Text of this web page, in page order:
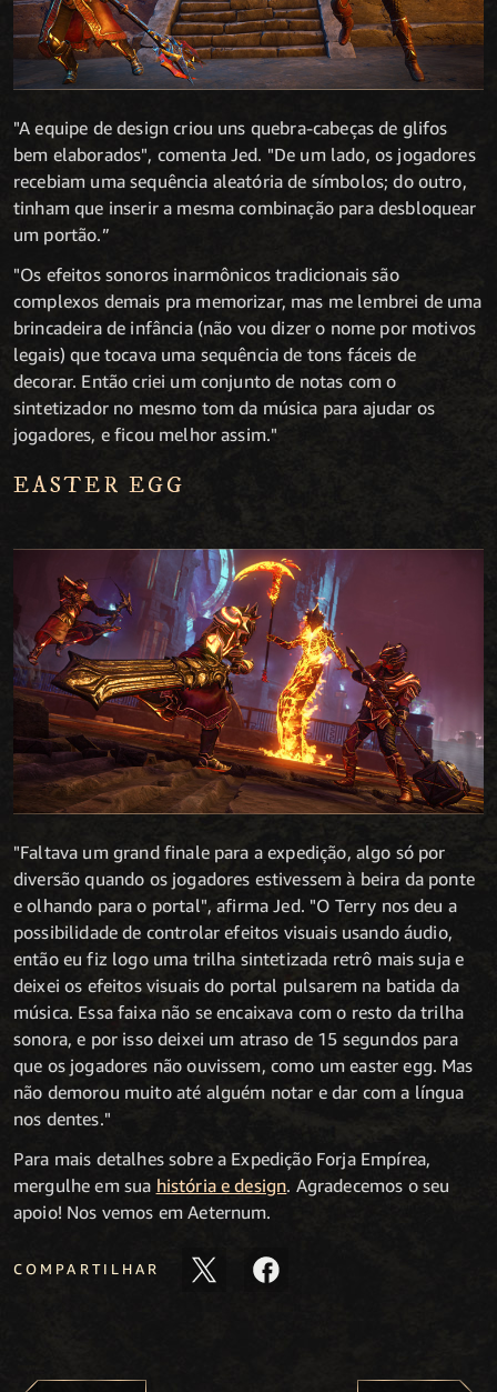
"A equipe de design criou uns quebra-cabeças de glifos
bem elaborados", comenta Jed. "De um lado, os jogadores
recebiam uma sequência aleatória de símbolos; do outro,
tinham que inserir a mesma combinação para desbloquear
um portão.”
"Os efeitos sonoros inarmônicos tradicionais são
complexos demais pra memorizar, mas me lembrei de uma
brincadeira de infância (não vou dizer o nome por motivos
legais) que tocava uma sequência de tons fáceis de
decorar. Então criei um conjunto de notas com o
sintetizador no mesmo tom da música para ajudar os
jogadores, e ficou melhor assim."
EASTER EGG
"Faltava um grand finale para a expedição, algo só por
diversão quando os jogadores estivessem à beira da ponte
e olhando para o portal", afirma Jed. "O Terry nos deu a
possibilidade de controlar efeitos visuais usando áudio,
então eu fiz logo uma trilha sintetizada retrô mais suja e
deixei os efeitos visuais do portal pulsarem na batida da
música. Essa faixa não se encaixava com o resto da trilha
sonora, e por isso deixei um atraso de 15 segundos para
que os jogadores não ouvissem, como um easter egg. Mas
não demorou muito até alguém notar e dar com a língua
nos dentes."
Para mais detalhes sobre a Expedição Forja Empírea,
mergulhe em sua história e design. Agradecemos o seu
apoio! Nos vemos em Aeternum.
COMPARTILHAR